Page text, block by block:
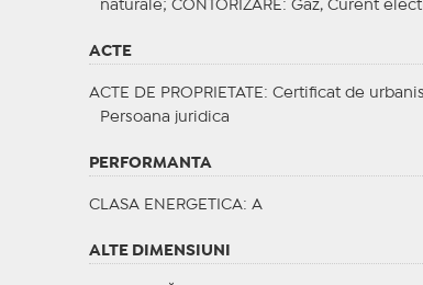
naturale; CONTORIZARE : Gaz, Curent
ACTE
ACTE DE PROPRIETATE : Certificat de
Persoana juridica
PERFORMANTA
CLASA ENERGETICA: A
ALTE DIMENSIUNI